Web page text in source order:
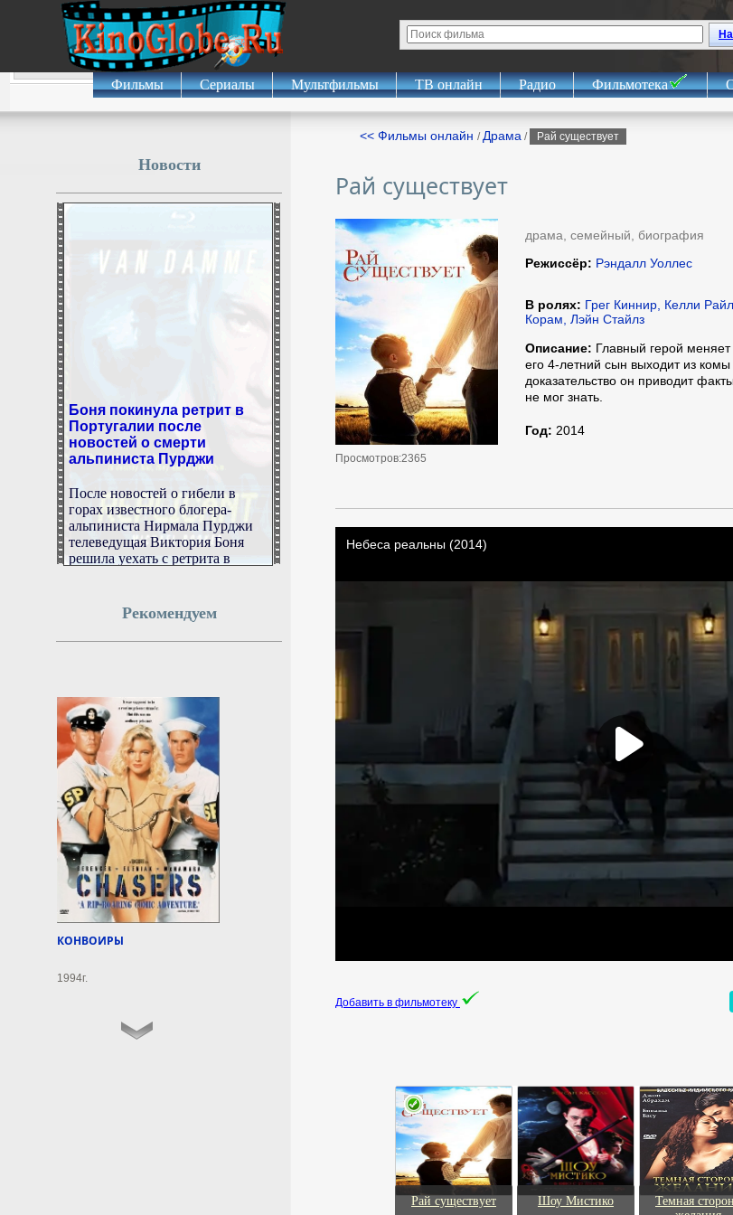
Фильмы Сериалы Мультфильмы ТВ онлайн Радио Фильмотека
<< Фильмы онлайн / Драма / Рай существует
Рай существует
Просмотров:2365
драма, семейный, биография
Режиссёр: Рэндалл Уоллес
В ролях: Грег Киннир, Келли
Корам, Лэйн Стайлз
Описание: Главный герой меняет
его 4-летний сын выходит из
доказательство он приводит
не мог знать.
Год: 2014
Добавить в фильмотеку
Рай существует Шоу Мистико
Темная
Новости
Боня покинула ретрит в
Португалии после
новостей о смерти
альпиниста Пурджи
После новостей о гибели в
горах известного блогера-
альпиниста Нирмала Пурджи
телеведущая Виктория Боня
решила уехать с ретрита в
Португалии домой.
затопления станции
РИА Новости: модули РОС
будут отделены от МКС на
высоте 300 километров от
Земли.
6 августа 2026г.
00:48:09
Историк Носков: японцам
внушают позитивное
значение трагедии в
оружием вызывает тревогу,
образования Российского
Рекомендуем
КОНВОИРЫ
1994г.